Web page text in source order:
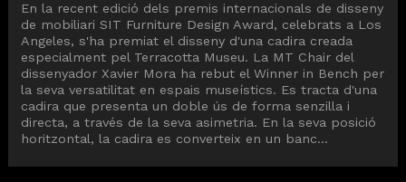
En la recent edició dels premis internacionals de disseny
de mobiliari SIT Furniture Design Award, celebrats a Los
Angeles, s'ha premiat el disseny d'una cadira creada
especialment pel Terracotta Museu. La MT Chair del
dissenyador Xavier Mora ha rebut el Winner in Bench per
la seva versatilitat en espais museístics. Es tracta d'una
cadira que presenta un doble ús de forma senzilla i
directa, a través de la seva asimetria. En la seva posició
horitzontal, la cadira es converteix en un banc...